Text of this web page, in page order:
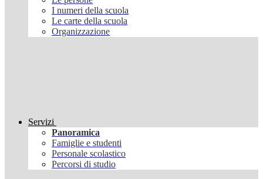
I numeri della scuola
Le carte della scuola
Organizzazione
Servizi
Panoramica
Famiglie e studenti
Personale scolastico
Percorsi di studio